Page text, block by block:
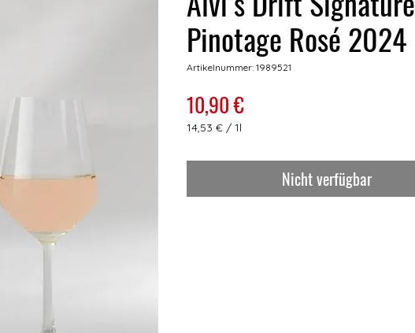
Pinotage Rosé 2024
Artikelnummer: 1989521
10,90 €Preis
14,53 € / 1l
pro
Nicht verfügbar